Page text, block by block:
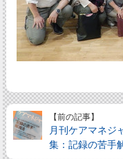
【前の記事】
月刊ケアマネジ
集：記録の苦手